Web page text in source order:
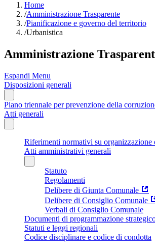
Home
/Amministrazione Trasparente
/Pianificazione e governo del territorio
/Urbanistica
Amministrazione
Espandi Menu
Disposizioni generali
Piano triennale per prevenzione della
Atti generali
Riferimenti normativi su organizzazione
Atti amministrativi generali
Statuto
Regolamenti
Delibere di Giunta Comunale
Delibere di Consiglio Comunale
Verbali di Consiglio Comunale
Documenti di programmazione
Statuti e leggi regionali
Codice disciplinare e codice di condotta